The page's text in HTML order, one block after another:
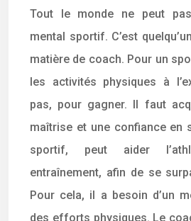
Tout le monde ne peut
mental sportif. C’est
matière de coach. Pour un
les activités physiques à
pas, pour gagner. Il faut
maîtrise et une confiance en
sportif, peut aider
entraînement, afin de se
Pour cela, il a besoin d’un
des efforts physiques. Le